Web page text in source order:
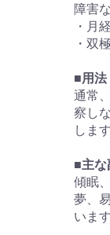
障害な
・月
・双
■用法
通常
察し
します
■主な
傾眠
夢、
います